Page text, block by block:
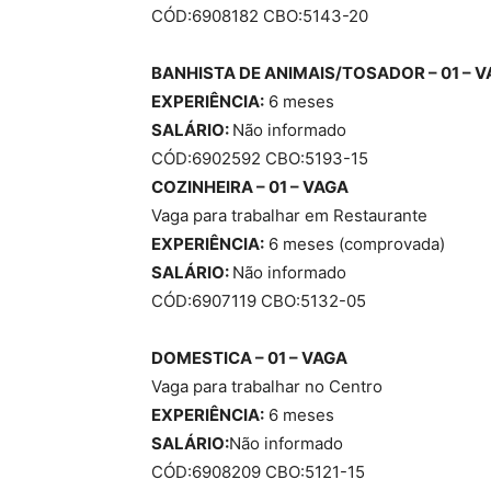
CÓD:6908182 CBO:5143-20
BANHISTA DE ANIMAIS/TOSADOR – 01 –
EXPERIÊNCIA: 6 meses
SALÁRIO: Não informado
CÓD:6902592 CBO:5193-15
COZINHEIRA – 01 – VAGA
Vaga para trabalhar em Restaurante
EXPERIÊNCIA: 6 meses (comprovada)
SALÁRIO: Não informado
CÓD:6907119 CBO:5132-05
DOMESTICA – 01 – VAGA
Vaga para trabalhar no Centro
EXPERIÊNCIA: 6 meses
SALÁRIO:Não informado
CÓD:6908209 CBO:5121-15